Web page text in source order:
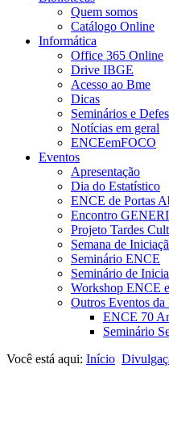
Quem somos
Catálogo Online
Informática
Office 365 Online
Drive IBGE
Acesso ao Bme
Dicas
Seminários e
Notícias em geral
ENCEemFOCO
Eventos
Apresentação
Dia do Estatístico
ENCE de Portas
Encontro
Projeto Tardes
Semana de
Seminário ENCE
Seminário de
Workshop ENCE
Outros Eventos
ENCE 70
Seminário
Você está aqui: Início